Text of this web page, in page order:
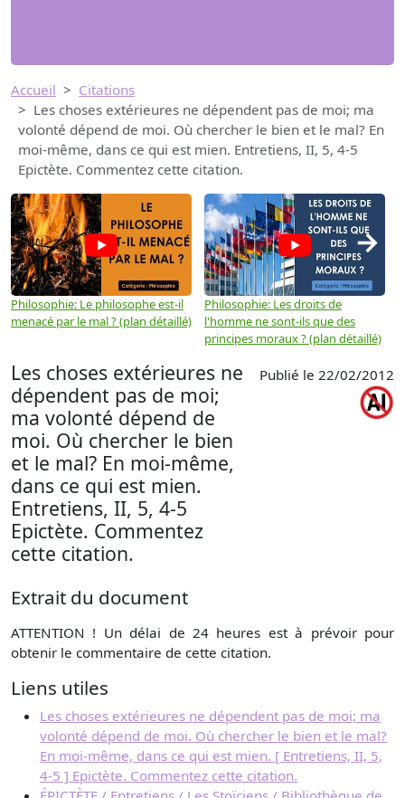
Accueil
Citations
Les choses extérieures ne dépendent pas de moi; ma
volonté dépend de moi. Où chercher le bien et le mal? En
moi-même, dans ce qui est mien. Entretiens, II, 5, 4-5
Epictète. Commentez cette citation.
Philosophie: Le philosophe est-il
menacé par le mal ? (plan détaillé)
Philosophie: Les droits de
l'homme ne sont-ils que des
principes moraux ? (plan détaillé)
→
Les choses extérieures ne
dépendent pas de moi;
ma volonté dépend de
moi. Où chercher le bien
et le mal? En moi-même,
dans ce qui est mien.
Entretiens, II, 5, 4-5
Epictète. Commentez
cette citation.
Publié le 22/02/2012
Extrait du document
ATTENTION ! Un délai de 24 heures est à prévoir pour
obtenir le commentaire de cette citation.
Liens utiles
Les choses extérieures ne dépendent pas de moi; ma
volonté dépend de moi. Où chercher le bien et le mal?
En moi-même, dans ce qui est mien. [ Entretiens, II, 5,
4-5 ] Epictète. Commentez cette citation.